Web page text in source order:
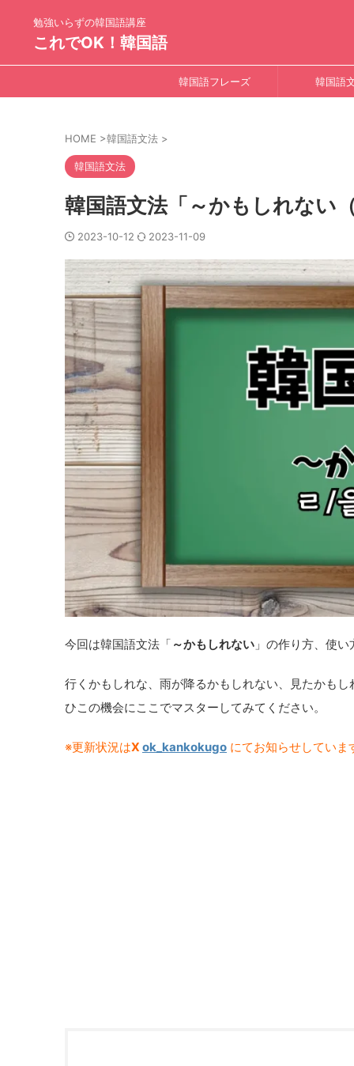
勉強いらずの韓国語講座
これでOK！韓国語
韓国語フレーズ 韓国語
HOME >韓国語文法 >
韓国語文法
韓国語文法「～かもしれない
2023-10-12 2023-11-09
今回は韓国語文法「 ～かもしれない 」の作り方、使い
行くかもしれな、雨が降るかもしれない、見たかも
ひこの機会にここでマスターしてみてください。
※更新状況はX ok_kankokugo にてお知らせしていま